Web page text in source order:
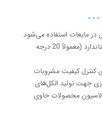
در مایعات استفاده می‌شود.
این را بدانید که دمای نمونه باید استاندارد (معمولاً 20 درجه
کنترل کیفیت مشروبات
جهت تولید الکل‌های
محصولات حاوی